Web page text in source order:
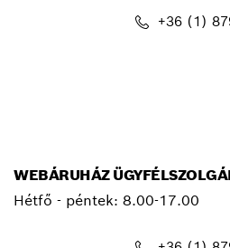
+36 (1)
WEBÁRUHÁZ
Hétfő - péntek: 8.00-17.00